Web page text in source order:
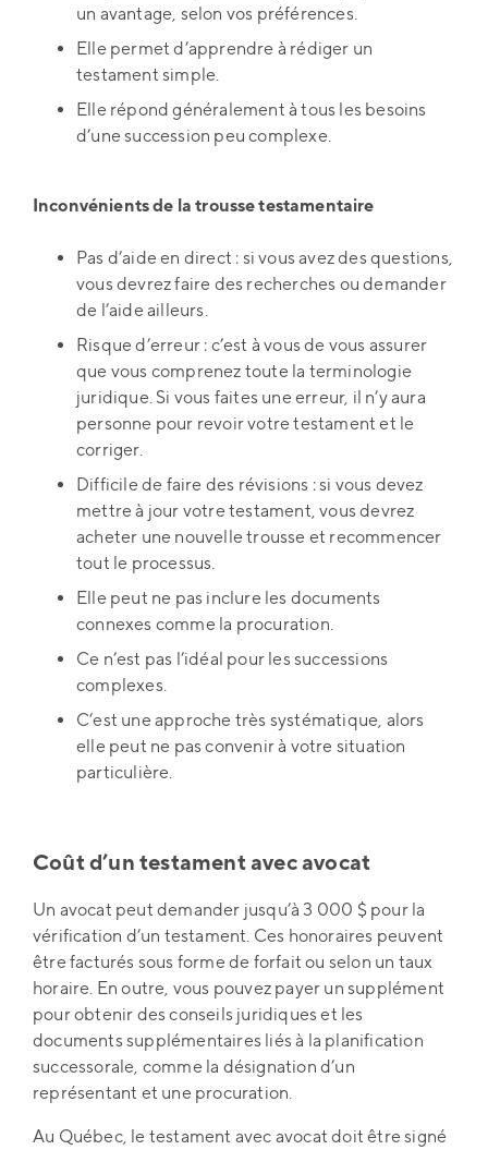
un avantage, selon vos préférences.
Elle permet d’apprendre à rédiger un
testament simple.
Elle répond généralement à tous les besoins
d’une succession peu complexe.
Inconvénients de la trousse testamentaire
Pas d’aide en direct : si vous avez des questions,
vous devrez faire des recherches ou demander
de l’aide ailleurs.
Risque d’erreur : c’est à vous de vous assurer
que vous comprenez toute la terminologie
juridique. Si vous faites une erreur, il n’y aura
personne pour revoir votre testament et le
corriger.
Difficile de faire des révisions : si vous devez
mettre à jour votre testament, vous devrez
acheter une nouvelle trousse et recommencer
tout le processus.
Elle peut ne pas inclure les documents
connexes comme la procuration.
Ce n’est pas l’idéal pour les successions
complexes.
C’est une approche très systématique, alors
elle peut ne pas convenir à votre situation
particulière.
Coût d’un testament avec avocat
Un avocat peut demander jusqu’à 3 000 $ pour la
vérification d’un testament. Ces honoraires peuvent
être facturés sous forme de forfait ou selon un taux
horaire. En outre, vous pouvez payer un supplément
pour obtenir des conseils juridiques et les
documents supplémentaires liés à la planification
successorale, comme la désignation d’un
représentant et une procuration.
Au Québec, le testament avec avocat doit être signé